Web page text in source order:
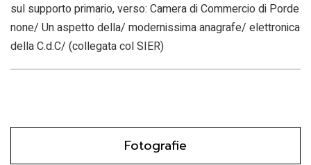
sul supporto primario, verso: Camera di Commercio di Porde
none/ Un aspetto della/ modernissima anagrafe/ elettronica
della C.d.C/ (collegata col SIER)
Fotografie